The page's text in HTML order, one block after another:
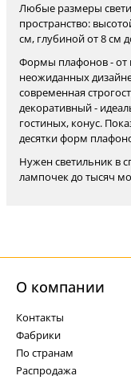
Любые размеры
пространство:
см, глубиной от 8 см
Формы плафонов - от
неожиданных
современная
декоративный -
гостиных, конус.
десятки форм
Нужен светильник в
лампочек до тысяч
О компании
Контакты
Фабрики
По странам
Распродажа